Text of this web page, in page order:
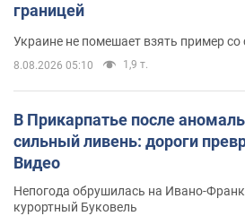
границей
Украине не помешает взять пример со
8.08.2026 05:10 1,9 т.
В Прикарпатье после
сильный ливень: дороги
Видео
Непогода обрушилась на Ивано-
курортный Буковель